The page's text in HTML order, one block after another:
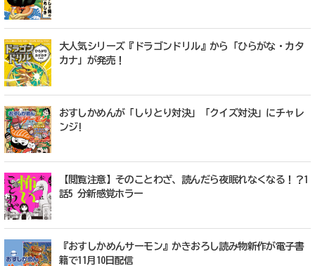
大人気シリーズ『ドラゴンドリル』から「ひらがな・カタ
カナ」が発売！
おすしかめんが「しりとり対決」「クイズ対決」にチャレ
ンジ!
【閲覧注意】そのことわざ、読んだら夜眠れなくなる！？1
話5 分新感覚ホラー
『おすしかめんサーモン』かきおろし読み物新作が電子書
籍で11月10日配信